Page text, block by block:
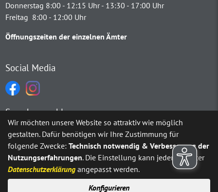
Donnerstag 8:00 - 12:15 Uhr - 13:30 - 17:00 Uhr
Freitag 8:00 - 12:00 Uhr
Öffnungszeiten der einzelnen Ämter
Social Media
Sprachauswahl
Möchten Sie vonGoogle Translate bereitgestellte externe
Ja Immer
Wir möchten unsere Website so attraktiv wie möglich
gestalten. Dafür benötigen wir Ihre Zustimmung für
folgende Zwecke:Technisch notwendig & Verbesserung der
Nutzungserfahrungen. Die Einstellung kann jederzeit unter
Datenschutzerklärung angepasst werden.
Konfigurieren